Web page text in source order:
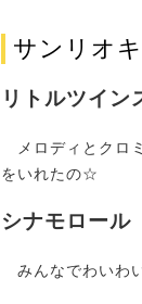
サンリオ
リトルツイン
メロディとクロ
をいれたの☆
シナモロール
みんなでわいわ